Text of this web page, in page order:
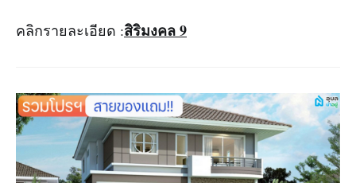
คลิกรายละเอียด :สิริมงคล 9